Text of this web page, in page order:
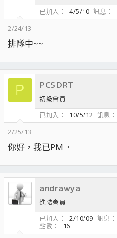
已加入
4/5/10 訊息
2/24/13
排隊中~~
P PCSDRT
初級會員
已加入
10/5/12 訊息
2/25/13
你好，我已PM。
andrawya
進階會員
已加入
2/10/09 訊息
點數
16